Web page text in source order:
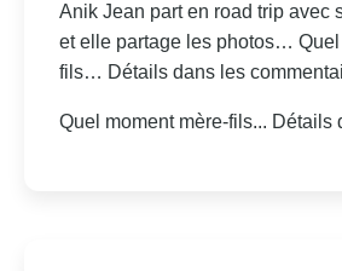
Anik Jean part en road trip avec
et elle partage les photos… Quel
fils… Détails dans les
Quel moment mère-fils... Détails